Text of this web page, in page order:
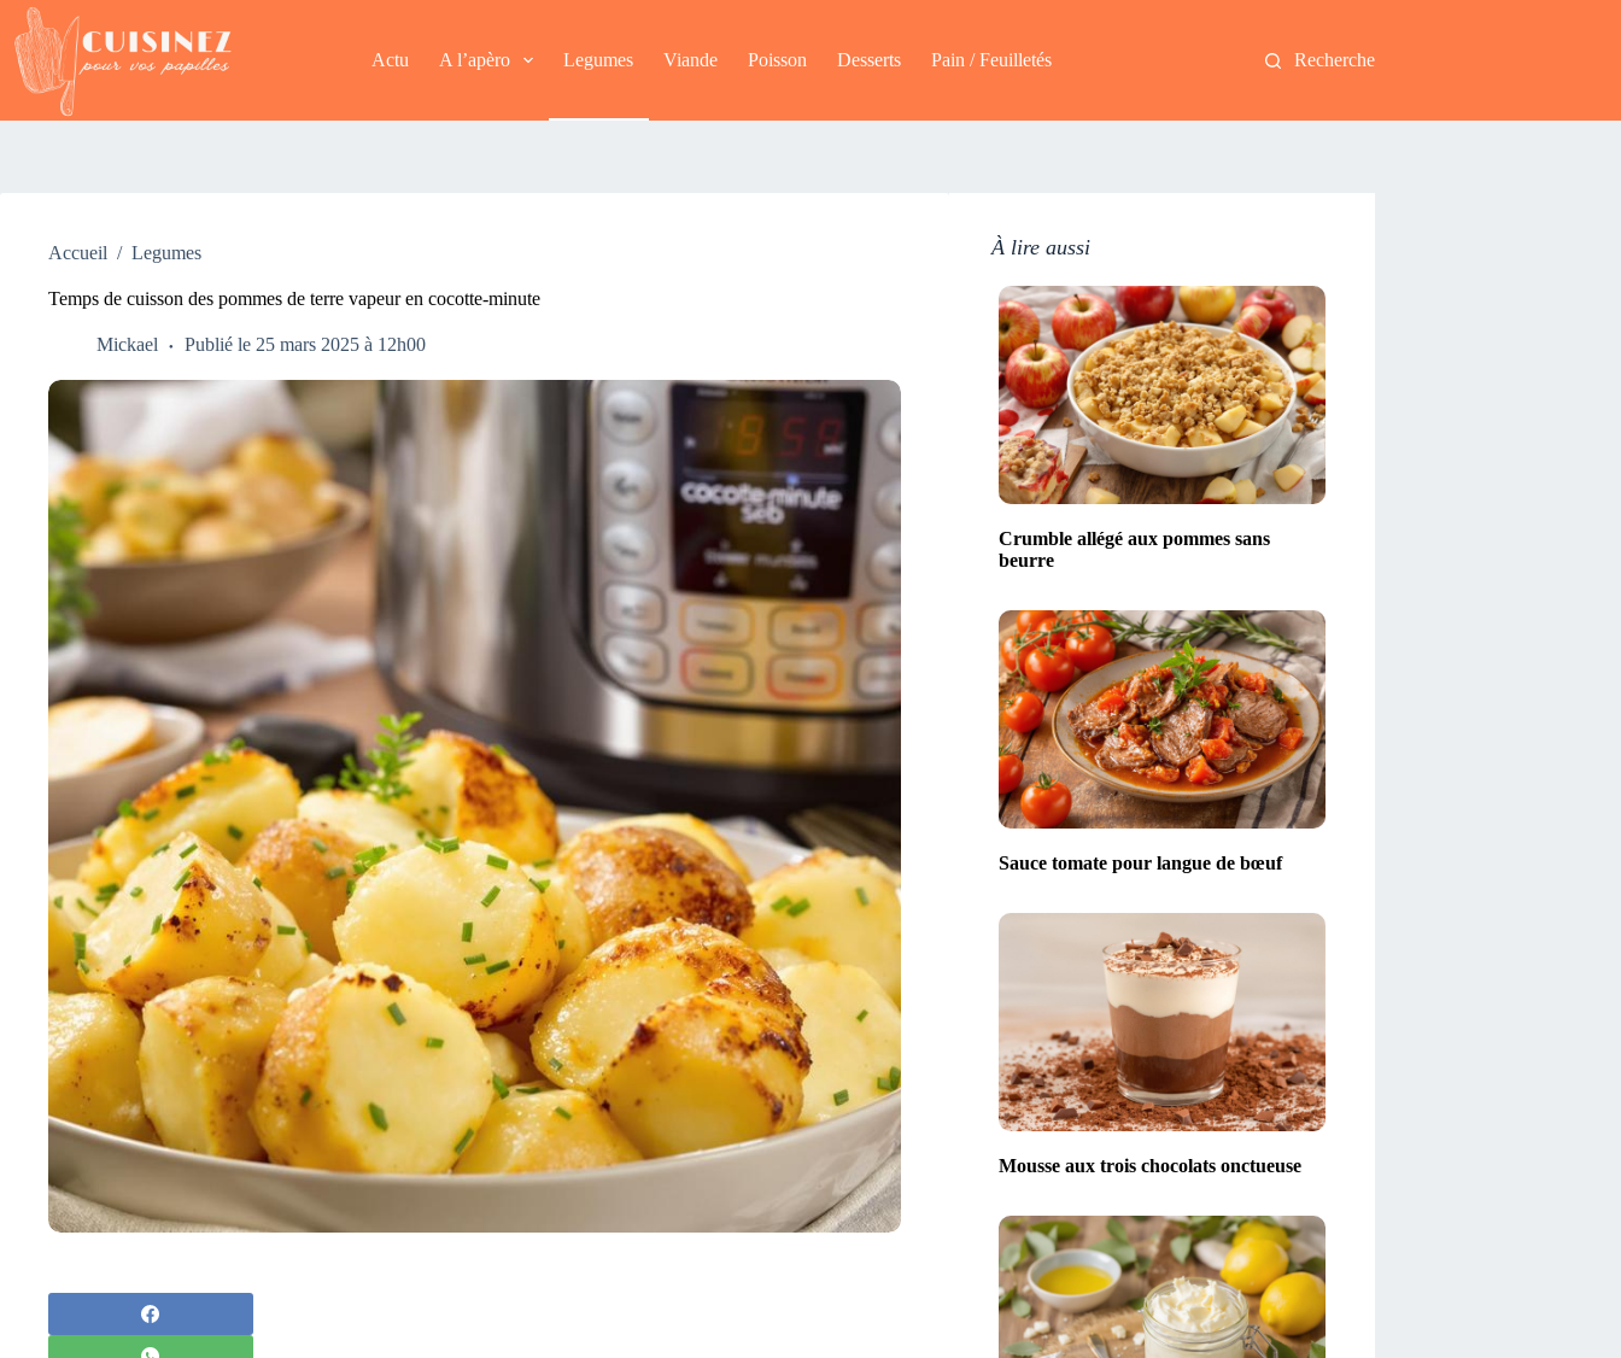
Passer
contenu
Actu A l’apèro Legumes Viande Poisson Desserts Pain / Feuilletés Recherche
Accueil / Legumes
Temps de cuisson des pommes de terre vapeur en cocotte-minute
Mickael Publié le 25 mars 2025 à 12h00
À lire aussi
Crumble allégé aux pommes sans
beurre
Sauce tomate pour langue de bœuf
Mousse aux trois chocolats onctueuse